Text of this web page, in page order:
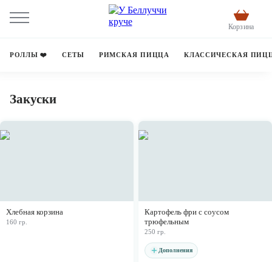
Корзина
РОЛЛЫ ❤️ СЕТЫ РИМСКАЯ ПИЦЦА КЛАССИЧЕСКАЯ
Закуски
Хлебная корзина
160 гр.
Картофель фри с соусом
трюфельным
250 гр.
Дополнения